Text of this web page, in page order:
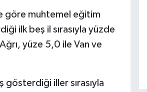
göre muhtemel eğitim
ilk beş il sırasıyla yüzde
yüze 5,0 ile Van ve
iller sırasıyla